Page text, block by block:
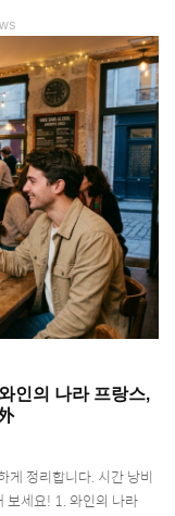
인의 나라 프랑스,
게 정리합니다. 시간 낭비
보세요! 1. 와인의 나라